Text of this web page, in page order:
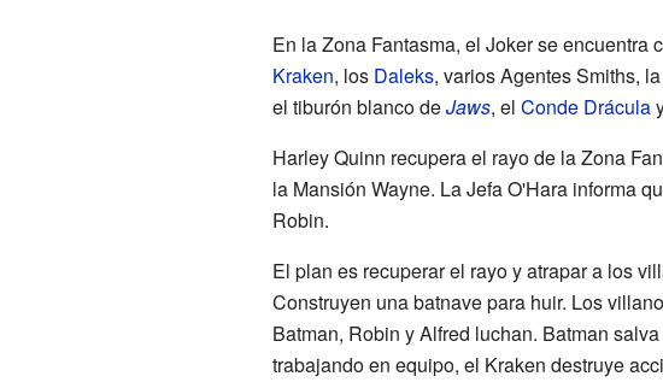
En la Zona Fantasma, el Joker se
Kraken, los Daleks, varios Agentes Smiths,
el tiburón blanco deJaws, el Conde Drácula
Harley Quinn recupera el rayo de la Zona
la Mansión Wayne. La Jefa O'Hara informa
Robin.
El plan es recuperar el rayo y atrapar a los
Construyen una batnave para huir. Los
Batman, Robin y Alfred luchan. Batman
trabajando en equipo, el Kraken destruye